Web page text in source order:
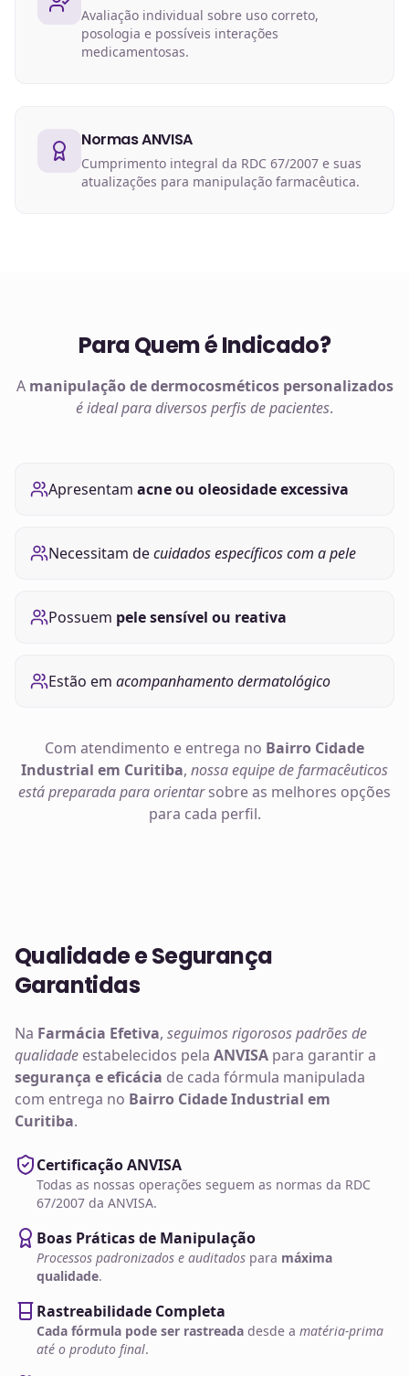
Avaliação individual sobre uso correto,
posologia e possíveis interações
medicamentosas.
Normas ANVISA
Cumprimento integral da RDC 67/2007 e suas
atualizações para manipulação farmacêutica.
Para Quem é Indicado?
A manipulação dedermocosméticospersonalizados
é ideal para diversos perfis de pacientes.
Apresentam acne ou oleosidade excessiva
Necessitam decuidados específicos com a pele
Possuem pele sensível ou reativa
Estão em acompanhamento dermatológico
Com atendimento e entrega no Bairro Cidade
Industrial em Curitiba, nossa equipe de farmacêuticos
está preparada para orientarsobre as melhores opções
para cada perfil.
Qualidade e Segurança
Garantidas
Na Farmácia Efetiva, seguimos rigorosos padrões de
qualidade estabelecidos pela ANVISA para garantir a
segurança e eficácia de cada fórmula manipulada
com entrega no Bairro Cidade Industrial em
Curitiba.
Certificação ANVISA
Todas as nossas operações seguem as normas da RDC
67/2007 da ANVISA.
Boas Práticas de Manipulação
Processos padronizados e auditados para máxima
qualidade.
Rastreabilidade Completa
Cada fórmula pode ser rastreada desde a matéria-prima
até o produto final.